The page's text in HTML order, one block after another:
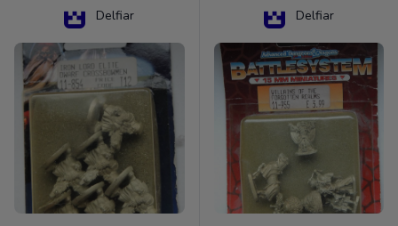
Delfiar Delfiar